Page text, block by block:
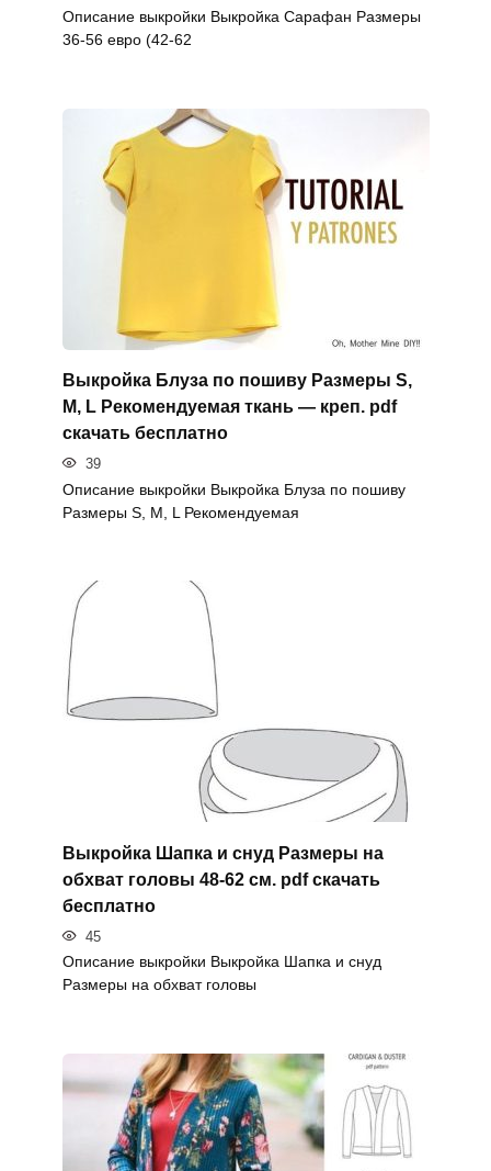
Описание выкройки Выкройка Сарафан Размеры
36-56 евро (42-62
Выкройка Блуза по пошиву Размеры S,
M, L Рекомендуемая ткань — креп. pdf
скачать бесплатно
39
Описание выкройки Выкройка Блуза по пошиву
Размеры S, M, L Рекомендуемая
Выкройка Шапка и снуд Размеры на
обхват головы 48-62 см. pdf скачать
бесплатно
45
Описание выкройки Выкройка Шапка и снуд
Размеры на обхват головы